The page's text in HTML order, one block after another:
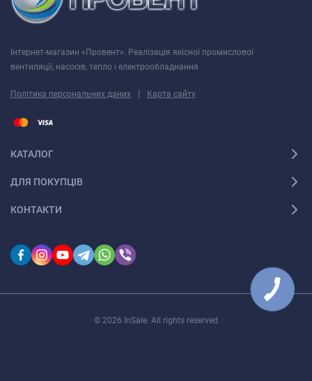
Інтернет-магазин «Провент». Реалізація якісної промислової
вентиляції, насосів, тепло і електрообладнання
Політика персональних даних | Карта сайту
КАТАЛОГ
ДЛЯ ПОКУПЦІВ
КОНТАКТИ
© 2026 InSale. All rights reserved